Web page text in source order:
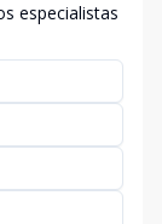
especialistas